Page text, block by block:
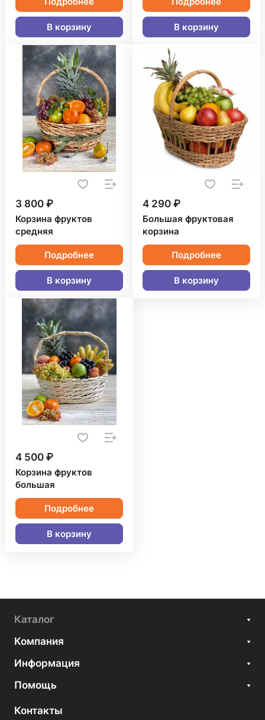
В корзину В корзину
3 800 ₽
Корзина фруктов
средняя
Подробнее
В корзину
4 290 ₽
Большая фруктовая
корзина
Подробнее
В корзину
4 500 ₽
Корзина фруктов
большая
Подробнее
В корзину
Каталог
Компания
Информация
Помощь
Контакты